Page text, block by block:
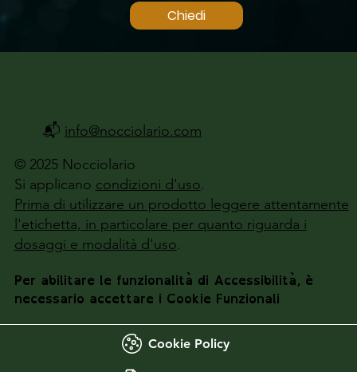
Chiedi
© 2025 Nocciolario
Si applicano condizioni d'uso.
Prima di utilizzare un prodotto leggere attentamente
l'etichetta, in particolare per quanto riguarda i
dosaggi e modalità d'uso.
Per abilitare le funzionalità di Accessibilità, è
necessario accettare i Cookie Funzionali
Cookie Policy
📬 info@nocciolario.com